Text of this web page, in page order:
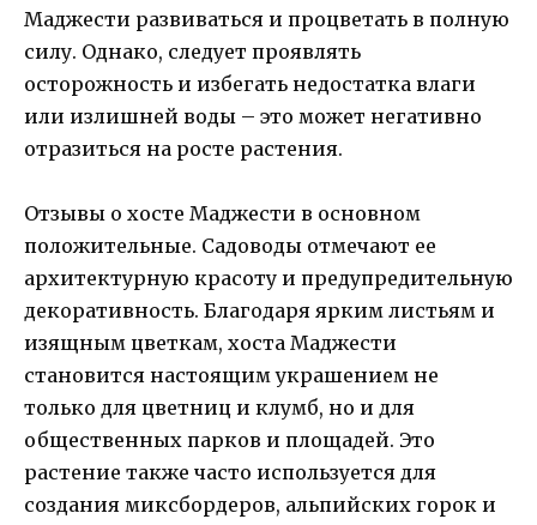
Маджести развиваться и процветать в полную
силу. Однако, следует проявлять
осторожность и избегать недостатка влаги
или излишней воды – это может негативно
отразиться на росте растения.
Отзывы о хосте Маджести в основном
положительные. Садоводы отмечают ее
архитектурную красоту и предупредительную
декоративность. Благодаря ярким листьям и
изящным цветкам, хоста Маджести
становится настоящим украшением не
только для цветниц и клумб, но и для
общественных парков и площадей. Это
растение также часто используется для
создания миксбордеров, альпийских горок и